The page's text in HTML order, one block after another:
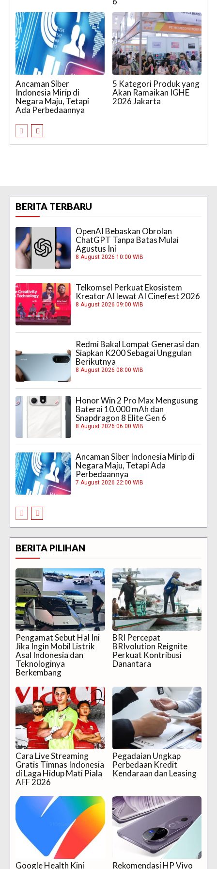
Ancaman Siber
Indonesia Mirip di
Negara Maju, Tetapi
Ada Perbedaannya
5 Kategori Produk yang
Akan Ramaikan IGHE
2026 Jakarta
BERITA TERBARU
OpenAI Bebaskan Obrolan
ChatGPT Tanpa Batas Mulai
Agustus Ini
8 August 2026 10:00 WIB
Telkomsel Perkuat Ekosistem
Kreator AI lewat AI Cinefest 2026
8 August 2026 09:00 WIB
Redmi Bakal Lompat Generasi dan
Siapkan K200 Sebagai Unggulan
Berikutnya
8 August 2026 08:00 WIB
Honor Win 2 Pro Max Mengusung
Baterai 10.000 mAh dan
Snapdragon 8 Elite Gen 6
8 August 2026 06:00 WIB
Ancaman Siber Indonesia Mirip di
Negara Maju, Tetapi Ada
Perbedaannya
7 August 2026 22:00 WIB
BERITA PILIHAN
Pengamat Sebut Hal Ini
Jika Ingin Mobil Listrik
Asal Indonesia dan
Teknologinya
Berkembang
BRI Percepat
BRIvolution Reignite
Perkuat Kontribusi
Danantara
Cara Live Streaming
Gratis Timnas Indonesia
di Laga Hidup Mati Piala
AFF 2026
Pegadaian Ungkap
Perbedaan Kredit
Kendaraan dan Leasing
Google Health Kini
Rekomendasi HP Vivo